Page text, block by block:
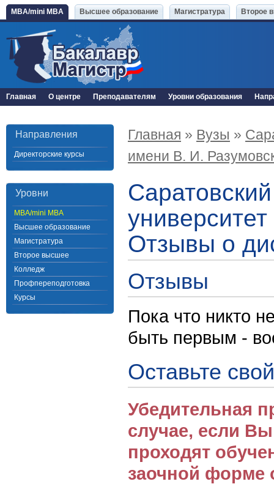
MBA/mini MBA Высшее образование Магистратура Второе
Главная О центре Преподавателям Уровни образования
Направления
Директорские курсы
Уровни
MBA/mini MBA
Высшее образование
Магистратура
Второе высшее
Колледж
Профпереподготовка
Курсы
Главная » Вузы »
имени В. И.
Отзывы о
Отзывы
Пока что никто
быть первым -
Оставьте
Убедительная
случае, если
проходят
заочной форме